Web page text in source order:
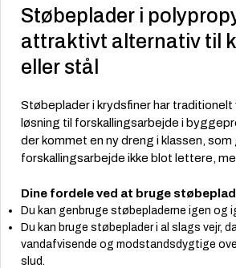
Støbeplader i
attraktivt alternativ til
eller stål
Støbeplader i krydsfiner har
løsning til forskallingsarbejde i
der kommet en ny dreng i klassen, som
forskallingsarbejde ikke blot lettere,
Dine fordele ved at bruge
Du kan genbruge støbepladerne igen og
Du kan bruge støbeplader i al slags vejr,
vandafvisende og modstandsdygtige
slud.